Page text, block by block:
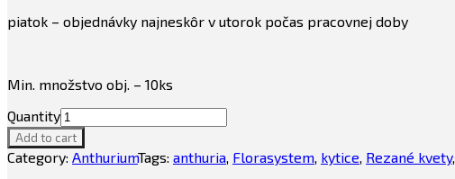
piatok – objednávky najneskôr v utorok počas pracovnej doby
Min. množstvo obj. – 10ks
Quantity
Add to cart
Category: AnthuriumTags: anthuria, Florasystem, kytice, Rezané kvety,